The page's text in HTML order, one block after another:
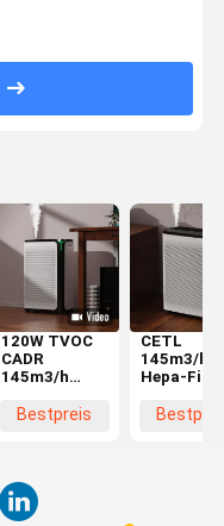
120W TVOC
CADR
145m3/h
Luftreiniger
Bestpreis
CETL
145m3/h
Hepa-
für 667